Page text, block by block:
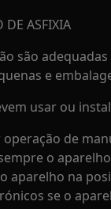
DE ASFIXIA
são
e
usar ou
de
o
aparelho na
se o